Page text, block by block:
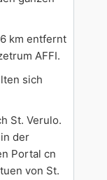
km entfernt
AFFI.
sich
St. Verulo.
der
Portal cn
von St.